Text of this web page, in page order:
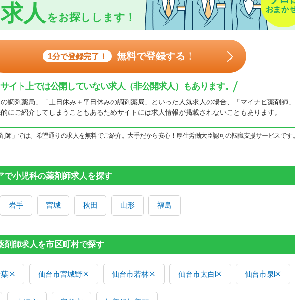
人をお探しします！
1分で登録完了！ 無料で登録する！
サイト上では公開していない求人（非公開求人）もあります。
の調剤薬局」「土日休み＋平日休みの調剤薬局」といった人気求人の場合、「マイナビ薬剤師」
にご紹介してしまうこともあるためサイトには求人情報が掲載されないこともあります。
師」では、希望通りの求人を無料でご紹介。大手だから安心！厚生労働大臣認可の転職支援サービスです。
で小児科の薬剤師求人を探す
岩手 宮城 秋田 山形 福島
剤師求人を市区町村で探す
区 仙台市宮城野区 仙台市若林区 仙台市太白区 仙台市泉区